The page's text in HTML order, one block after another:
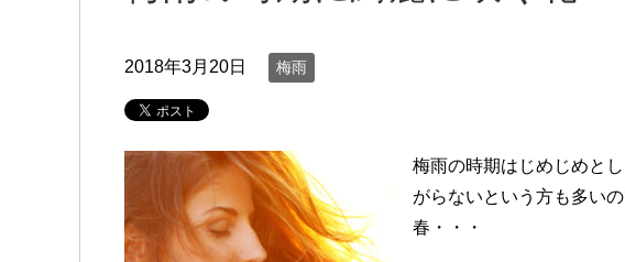
2018年3月20日 梅雨
梅雨の時期はじめじめと
がらないという方も多い
春・・・